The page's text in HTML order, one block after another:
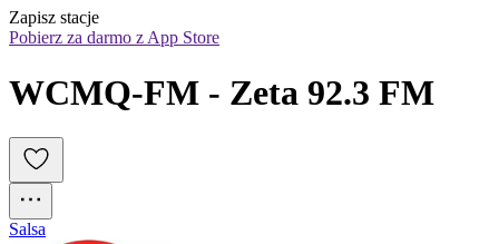
Zapisz stacje
Pobierz za darmo z App Store
WCMQ-FM - Zeta 92.3 FM
Salsa